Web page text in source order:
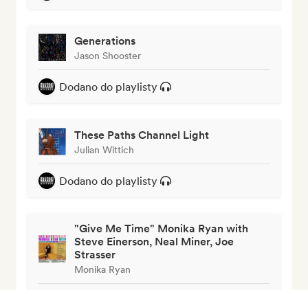
Generations
Jason Shooster
Dodano do playlisty
These Paths Channel Light
Julian Wittich
Dodano do playlisty
"Give Me Time" Monika Ryan with
Steve Einerson, Neal Miner, Joe
Strasser
Monika Ryan